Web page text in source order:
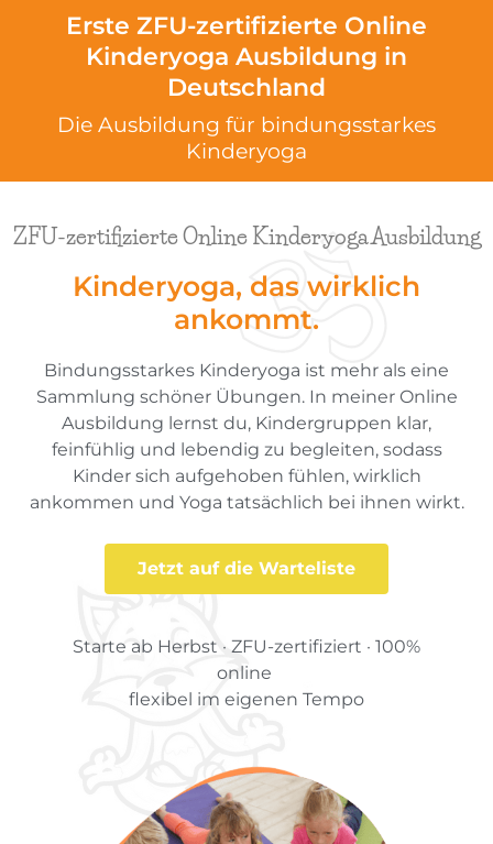
Erste ZFU-zertifizierte Online
Kinderyoga Ausbildung in
Deutschland
Die Ausbildung für bindungsstarkes
Kinderyoga
ZFU-zertifizierte Online Kinderyoga Ausbildung
Kinderyoga, das wirklich
ankommt.
Bindungsstarkes Kinderyoga ist mehr als eine
Sammlung schöner Übungen. In meiner Online
Ausbildung lernst du, Kindergruppen klar,
feinfühlig und lebendig zu begleiten, sodass
Kinder sich aufgehoben fühlen, wirklich
ankommen und Yoga tatsächlich bei ihnen wirkt.
Jetzt auf die Warteliste
Starte ab Herbst · ZFU-zertifiziert · 100%
online
flexibel im eigenen Tempo